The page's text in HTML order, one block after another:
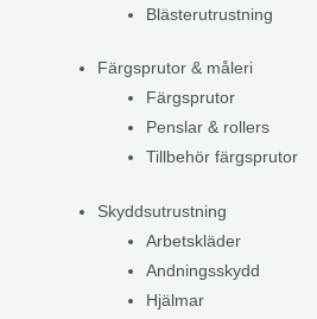
Blästerutrustning
Färgsprutor & måleri
Färgsprutor
Penslar & rollers
Tillbehör färgsprutor
Skyddsutrustning
Arbetskläder
Andningsskydd
Hjälmar